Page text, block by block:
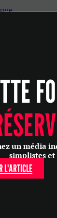
un média
simplistes
L'ARTICLE